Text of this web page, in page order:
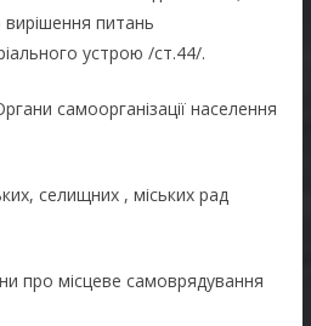
питань
устрою /ст.44/.
самоорганізації населення
селищних , міських рад
про місцеве самоврядування